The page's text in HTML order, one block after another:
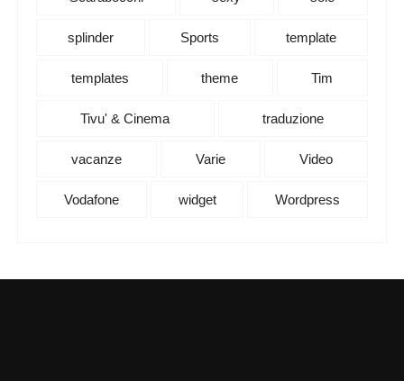
splinder Sports template
templates theme Tim
Tivu' & Cinema traduzione
vacanze Varie Video
Vodafone widget Wordpress